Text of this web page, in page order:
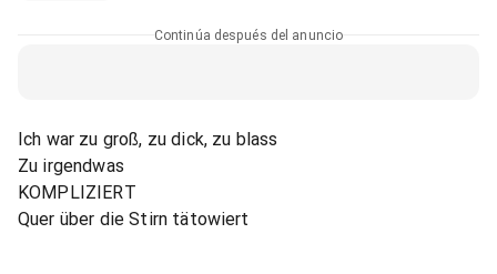
Continúa después del anuncio
Ich war zu groß, zu dick, zu blass
Zu irgendwas
KOMPLIZIERT
Quer über die Stirn tätowiert